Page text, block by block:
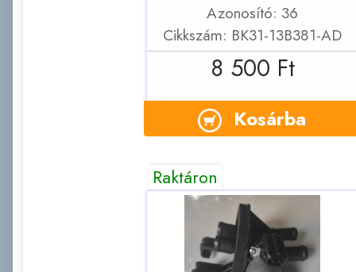
Azonosító: 36
Cikkszám: BK31-13B381-AD
8 500 Ft
Kosárba
Raktáron